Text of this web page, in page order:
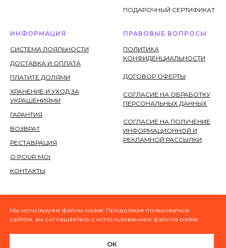
Мы используем файлы cookie. Продолжая пользоваться
сайтом, вы соглашаетесь с использованием файлов cookie.
ОК
ПОДАРОЧНЫЙ СЕРТИФИКАТ
ИНФОРМАЦИЯ
СИСТЕМА ЛОЯЛЬНОСТИ
ДОСТАВКА И ОПЛАТА
ПЛАТИТЕ ДОЛЯМИ
ХРАНЕНИЕ И УХОД ЗА
УКРАШЕНИЯМИ
ГАРАНТИЯ
ВОЗВРАТ
РЕСТАВРАЦИЯ
О POUR MOI
КОНТАКТЫ
ПРАВОВЫЕ ВОПРОСЫ
ПОЛИТИКА
КОНФИДЕНЦИАЛЬНОСТИ
ДОГОВОР ОФЕРТЫ
СОГЛАСИЕ НА ОБРАБОТКУ
ПЕРСОНАЛЬНЫХ ДАННЫХ
СОГЛАСИЕ НА ПОЛУЧЕНИЕ
ИНФОРМАЦИОННОЙ И
РЕКЛАМНОЙ РАССЫЛКИ
Сверкай для себя и будь я ркой!
POUR MOI